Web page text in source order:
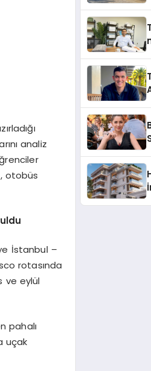
analiz
otobüs
İstanbul –
rotasında
ve eylül
pahalı
uçak